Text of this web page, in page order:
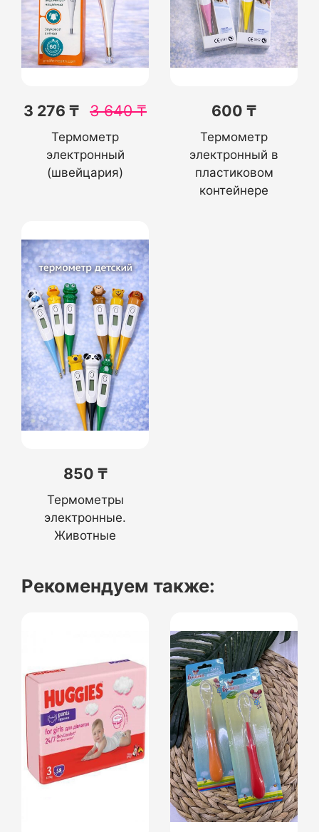
3 276 ₸ 3 640₸
Термометр
электронный
(швейцария)
600 ₸
Термометр
электронный в
пластиковом
контейнере
850 ₸
Термометры
электронные.
Животные
Рекомендуем также: